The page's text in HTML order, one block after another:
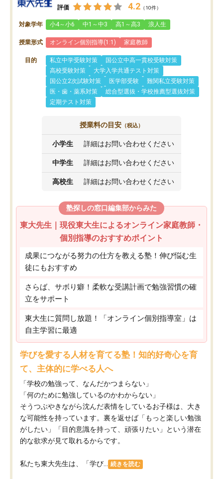
評価 4.2 （10件）
対象学年 小4～小6 中1～中3 高1～高3 浪人生
授業形式 オンライン個別指導(1:1) 家庭教師
目的 私立中学受験対策
国公立中高一貫校受験対策
高校受験対策
大学入学共通テスト対策
国公立2次試験対策
医学部受験
難関私立受験対策
医・歯・薬系対策
総合型選抜・学校推薦型選抜対策
定期テスト対策
授業料の目安 （税込）
小学生 詳細はお問い合わせください
中学生 詳細はお問い合わせください
高校生 詳細はお問い合わせください
塾探しの窓口編集部からみた
東大先生｜現役東大生によるオンライン家庭教師・
個別指導のおすすめポイント
成果につながる努力の仕方を教える塾！伸び悩む生
徒にもおすすめ
さらば、サボり癖！柔軟な受講計画で勉強習慣の確
立をサポート
東大生に質問し放題！「オンライン個別指導室」は
自主学習に最適
学びを愛する人材を育てる塾！知的好奇心を育
て、主体的に学べる人へ
「学校の勉強って、なんだかつまらない」
「何のために勉強しているのかわからない」
そうつぶやきながら沈んだ表情をしているお子様は、大き
な可能性を持っています。裏を返せば「もっと楽しい勉強
がしたい」「目的意識を持って、頑張りたい」という潜在
的な欲求が見て取れるからです。
私たち東大先生は、「学び... 続きを読む